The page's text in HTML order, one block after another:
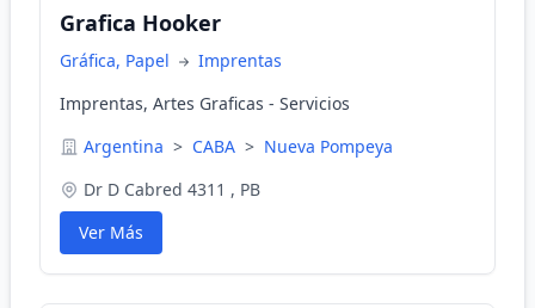
Grafica Hooker
Gráfica, Papel
Imprentas
Imprentas, Artes Graficas - Servicios
Argentina > CABA > Nueva Pompeya
Dr D Cabred 4311 , PB
Ver Más